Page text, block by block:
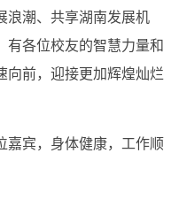
浪潮、共享湖南发展机
有各位校友的智慧力量和
向前，迎接更加辉煌灿烂
嘉宾，身体健康，工作顺